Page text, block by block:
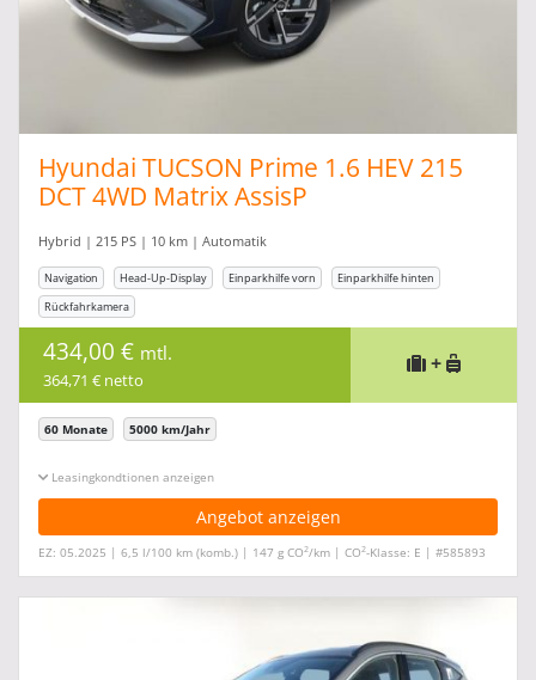
Hyundai TUCSON Prime 1.6 HEV 215
DCT 4WD Matrix AssisP
Hybrid | 215 PS | 10 km | Automatik
Navigation Head-Up-Display Einparkhilfe vorn
Einparkhilfe hinten
Rückfahrkamera
434,00 € mtl.
364,71 € netto
+
60 Monate 5000 km/Jahr
Leasingkonditionen ein-/ausblenden
Angebot anzeigen
EZ: 05.2025 | 6,5 l/100 km (komb.) | 147 g CO2/km | CO2-Klasse: E | #585893